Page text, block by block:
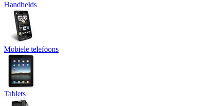
Handhelds
Mobiele telefoons
Tablets